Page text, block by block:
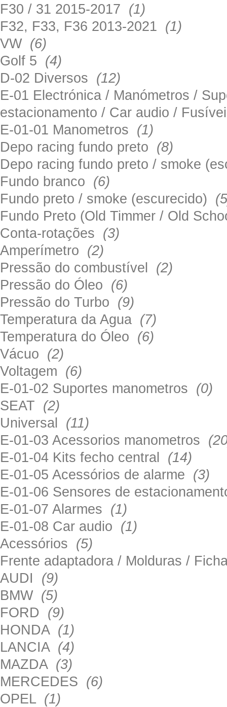
F30 / 31 2015-2017 (1)
F32, F33, F36 2013-2021 (1)
VW (6)
Golf 5 (4)
D-02 Diversos (12)
E-01 Electrónica / Manómetros /
estacionamento / Car audio /
E-01-01 Manometros (1)
Depo racing fundo preto (8)
Depo racing fundo preto / smoke
Fundo branco (6)
Fundo preto / smoke (escurecido)
Fundo Preto (Old Timmer / Old
Conta-rotações (3)
Amperímetro (2)
Pressão do combustível (2)
Pressão do Óleo (6)
Pressão do Turbo (9)
Temperatura da Agua (7)
Temperatura do Óleo (6)
Vácuo (2)
Voltagem (6)
E-01-02 Suportes manometros (0)
SEAT (2)
Universal (11)
E-01-03 Acessorios manometros
E-01-04 Kits fecho central (14)
E-01-05 Acessórios de alarme (3)
E-01-06 Sensores de
E-01-07 Alarmes (1)
E-01-08 Car audio (1)
Acessórios (5)
Frente adaptadora / Molduras /
AUDI (9)
BMW (5)
FORD (9)
HONDA (1)
LANCIA (4)
MAZDA (3)
MERCEDES (6)
OPEL (1)